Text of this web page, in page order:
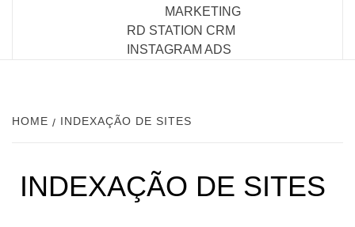
MARKETING
RD STATION CRM
INSTAGRAM ADS
HOME INDEXAÇÃO DE SITES
INDEXAÇÃO DE SITES